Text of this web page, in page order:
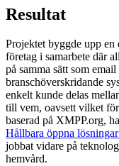
Resultat
Projektet byggde upp
företag i samarbete där
på samma sätt som
branschöverskridande
enkelt kunde delas
till vem, oavsett vilket
baserad på XMPP.org,
Hållbara öppna
jobbat vidare på
hemvård.